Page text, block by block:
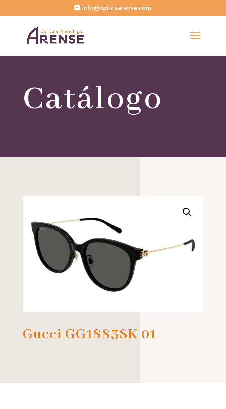
info@opticaarense.com
Catálogo
Gucci GG1883SK 01